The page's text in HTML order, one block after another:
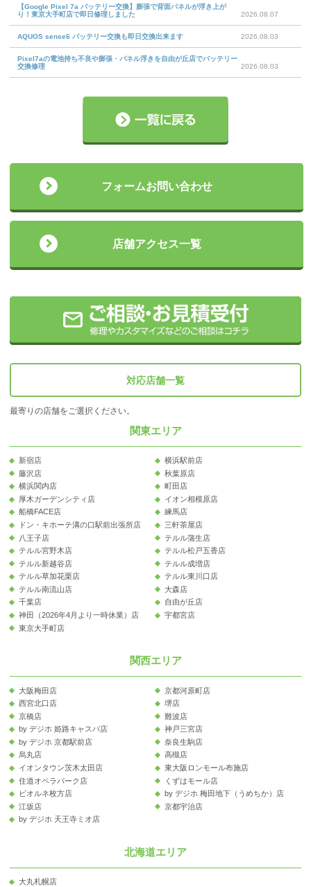
【Google Pixel 7a バッテリー交換】膨張で背面パネルが浮き上が
り！東京大手町店で即日修理しました
2026.08.07
AQUOS sense6 バッテリー交換も即日交換出来ます 2026.08.03
Pixel7aの電池持ち不良や膨張・パネル浮きを自由が丘店でバッテリー
交換修理
2026.08.03
フォームお問い合わせ
店舗アクセス一覧
対応店舗一覧
最寄りの店舗をご選択ください。
関東エリア
新宿店
横浜駅前店
藤沢店
秋葉原店
横浜関内店
町田店
厚木ガーデンシティ店
イオン相模原店
船橋FACE店
練馬店
ドン・キホーテ溝の口駅前出張所店
三軒茶屋店
八王子店
テルル蒲生店
テルル宮野木店
テルル松戸五香店
テルル新越谷店
テルル成増店
テルル草加花栗店
テルル東川口店
テルル南流山店
大森店
千葉店
自由が丘店
神田（2026年4月より一時休業）店
宇都宮店
東京大手町店
関西エリア
大阪梅田店
京都河原町店
西宮北口店
堺店
京橋店
難波店
by デジホ 姫路キャスパ店
神戸三宮店
by デジホ 京都駅前店
奈良生駒店
烏丸店
高槻店
イオンタウン茨木太田店
東大阪ロンモール布施店
住道オペラパーク店
くずはモール店
ビオルネ枚方店
by デジホ 梅田地下（うめちか）店
江坂店
京都宇治店
by デジホ 天王寺ミオ店
北海道エリア
大丸札幌店